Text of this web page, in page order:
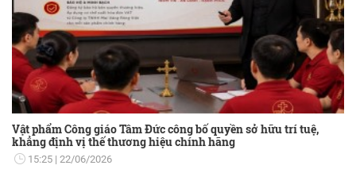
Vật phẩm Công giáo Tâm Đức công bố quyền sở hữu trí tuệ,
khẳng định vị thế thương hiệu chính hãng
15:25 22/06/2026